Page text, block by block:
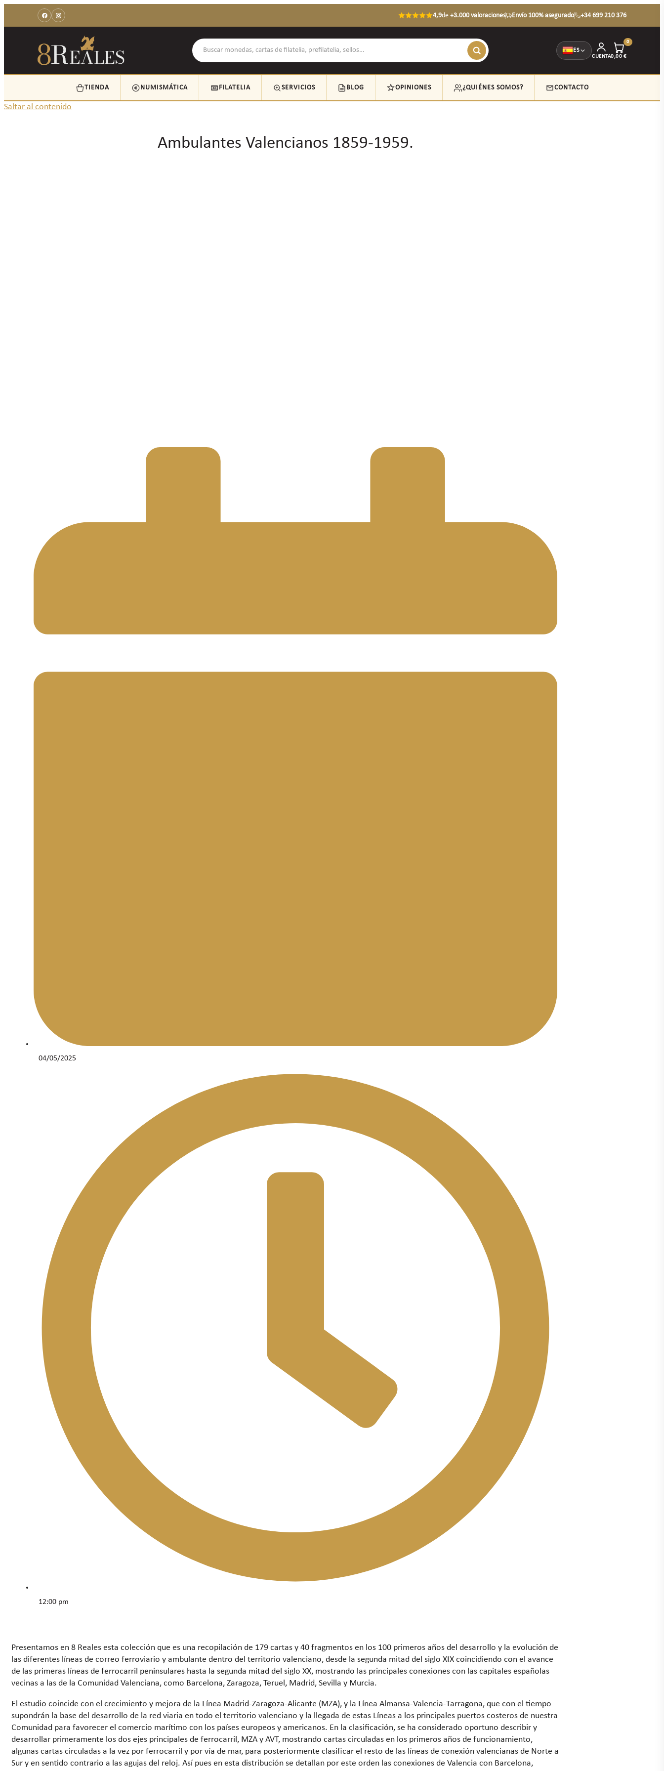
4,9de +3.000 valoraciones Envío 100% asegurado +34 699 210 376
ES
CUENTA
0
0,00 €
TIENDA NUMISMÁTICA FILATELIA SERVICIOS BLOG OPINIONES ¿QUIÉNES SOMOS? CONTACTO
Saltar al contenido
Ambulantes Valencianos 1859-1959.
04/05/2025
12:00 pm
Presentamos en 8 Reales esta colección que es una recopilación de 179 cartas y 40 fragmentos en los 100 primeros años del desarrollo y la evolución de
las diferentes líneas de correo ferroviario y ambulante dentro del territorio valenciano, desde la segunda mitad del siglo XIX coincidiendo con el avance
de las primeras líneas de ferrocarril peninsulares hasta la segunda mitad del siglo XX, mostrando las principales conexiones con las capitales españolas
vecinas a las de la Comunidad Valenciana, como Barcelona, Zaragoza, Teruel, Madrid, Sevilla y Murcia.
El estudio coincide con el crecimiento y mejora de la Línea Madrid-Zaragoza-Alicante (MZA), y la Línea Almansa-Valencia-Tarragona, que con el tiempo
supondrán la base del desarrollo de la red viaria en todo el territorio valenciano y la llegada de estas Líneas a los principales puertos costeros de nuestra
Comunidad para favorecer el comercio marítimo con los países europeos y americanos. En la clasificación, se ha considerado oportuno describir y
desarrollar primeramente los dos ejes principales de ferrocarril, MZA y AVT, mostrando cartas circuladas en los primeros años de funcionamiento,
algunas cartas circuladas a la vez por ferrocarril y por vía de mar, para posteriormente clasificar el resto de las líneas de conexión valencianas de Norte a
Sur y en sentido contrario a las agujas del reloj. Así pues en esta distribución se detallan por este orden las conexiones de Valencia con Barcelona,